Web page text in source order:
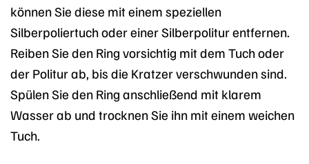
können Sie diese mit einem speziellen
Silberpoliertuch oder einer Silberpolitur entfernen.
Reiben Sie den Ring vorsichtig mit dem Tuch oder
der Politur ab, bis die Kratzer verschwunden sind.
Spülen Sie den Ring anschließend mit klarem
Wasser ab und trocknen Sie ihn mit einem weichen
Tuch.